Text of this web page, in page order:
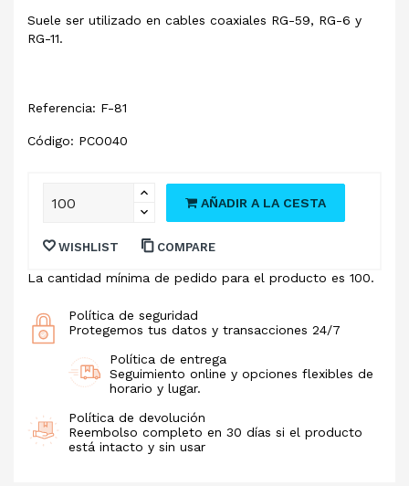
Suele ser utilizado en cables coaxiales RG-59, RG-6 y
RG-11.
Referencia: F-81
Código: PCO040
AÑADIR A LA CESTA
WISHLIST COMPARE
La cantidad mínima de pedido para el producto es 100.
Política de seguridad
Protegemos tus datos y transacciones 24/7
Política de entrega
Seguimiento online y opciones flexibles de
horario y lugar.
Política de devolución
Reembolso completo en 30 días si el producto
está intacto y sin usar